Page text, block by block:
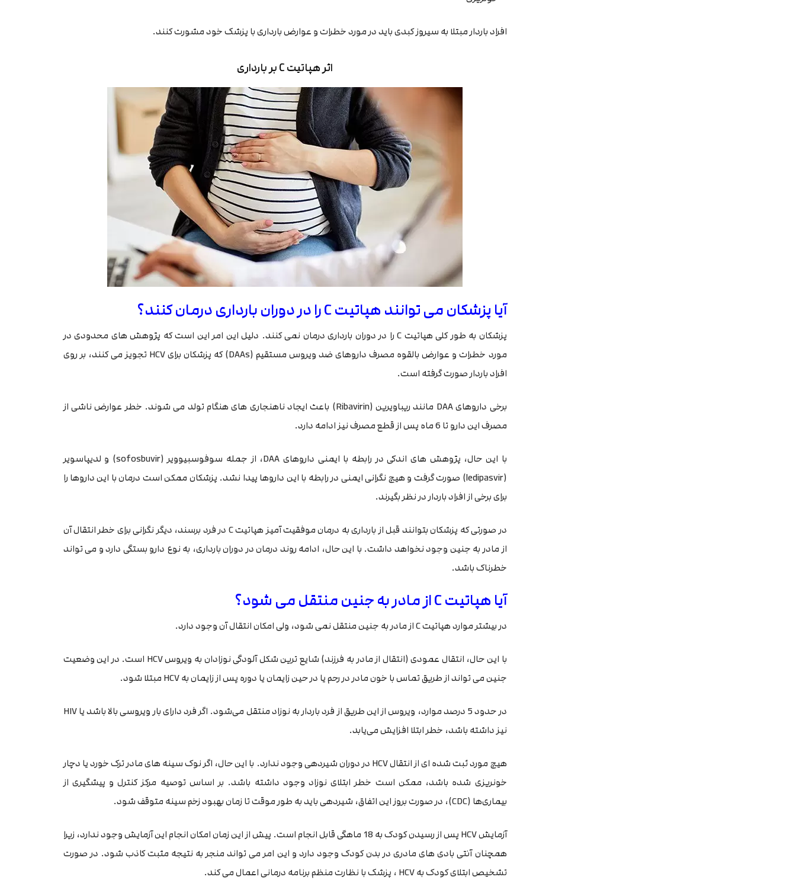
افراد باردار مبتلا به سیروز کبدی باید در مورد خطرات و عوارض بارداری با پزشک خود مشورت کنند.
اثر هپاتیت C بر بارداری
آیا پزشکان می توانند هپاتیت C را در دوران بارداری درمان کنند؟
پزشکان به طور کلی هپاتیت C را در دوران بارداری درمان نمی کنند. دلیل این امر این است که پژوهش های محدودی در
مورد خطرات و عوارض بالقوه مصرف داروهای ضد ویروس مستقیم (DAAs) که پزشکان برای HCV تجویز می کنند، بر روی
افراد باردار صورت گرفته است.
برخی داروهای DAA مانند ریباویرین (Ribavirin) باعث ایجاد ناهنجاری های هنگام تولد می شوند. خطر عوارض ناشی از
مصرف این دارو تا 6 ماه پس از قطع مصرف نیز ادامه دارد.
با این حال، پژوهش های اندکی در رابطه با ایمنی داروهای DAA، از جمله سوفوسبیوویر (sofosbuvir) و لدیپاسویر
(ledipasvir) صورت گرفت و هیچ نگرانی ایمنی در رابطه با این داروها پیدا نشد. پزشکان ممکن است درمان با این داروها را
برای برخی از افراد باردار در نظر بگیرند.
در صورتی که پزشکان بتوانند قبل از بارداری به درمان موفقیت آمیز هپاتیت C در فرد برسند، دیگر نگرانی برای خطر انتقال آن
از مادر به جنین وجود نخواهد داشت. با این حال، ادامه روند درمان در دوران بارداری، به نوع دارو بستگی دارد و می تواند
خطرناک باشد.
آیا هپاتیت C از مادر به جنین منتقل می شود؟
در بیشتر موارد هپاتیت C از مادر به جنین منتقل نمی شود، ولی امکان انتقال آن وجود دارد.
با این حال، انتقال عمودی (انتقال از مادر به فرزند) شایع ترین شکل آلودگی نوزادان به ویروس HCV است. در این وضعیت
جنین می تواند از طریق تماس با خون مادر در رحم یا در حین زایمان یا دوره پس از زایمان به HCV مبتلا شود.
در حدود 5 درصد موارد، ویروس از این طریق از فرد باردار به نوزاد منتقل می‌شود. اگر فرد دارای بار ویروسی بالا باشد یا HIV
نیز داشته باشد، خطر ابتلا افزایش می‌یابد.
هیچ مورد ثبت شده ای از انتقال HCV در دوران شیردهی وجود ندارد. با این حال، اگر نوک سینه های مادر ترک خورد یا دچار
خونریزی شده باشد، ممکن است خطر ابتلای نوزاد وجود داشته باشد. بر اساس توصیه مرکز کنترل و پیشگیری از
بیماری‌ها (CDC)، در صورت بروز این اتفاق، شیردهی باید به طور موقت تا زمان بهبود زخم سینه متوقف شود.
آزمایش HCV پس از رسیدن کودک به 18 ماهگی قابل انجام است. پیش از این زمان امکان انجام این آزمایش وجود ندارد، زیرا
همچنان آنتی بادی های مادری در بدن کودک وجود دارد و این امر می تواند منجر به نتیجه مثبت کاذب شود. در صورت
تشخیص ابتلای کودک به HCV ، پزشک با نظارت منظم برنامه درمانی اعمال می کند.